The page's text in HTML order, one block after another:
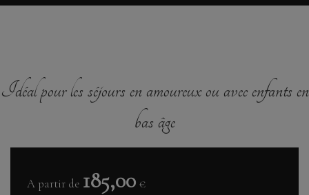
Idéal pour les séjours en amoureux ou avec enfants en
bas âge
A partir de 185,00 €